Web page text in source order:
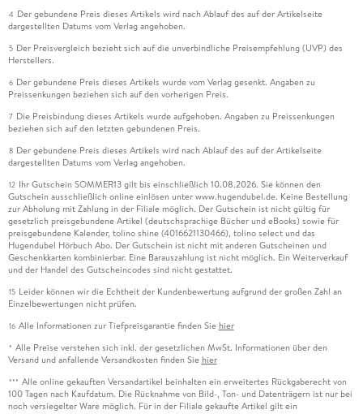
4 Der gebundene Preis dieses Artikels wird nach Ablauf des auf der Artikelseite
dargestellten Datums vom Verlag angehoben.
5 Der Preisvergleich bezieht sich auf die unverbindliche Preisempfehlung (UVP) des
Herstellers.
6 Der gebundene Preis dieses Artikels wurde vom Verlag gesenkt. Angaben zu
Preissenkungen beziehen sich auf den vorherigen Preis.
7 Die Preisbindung dieses Artikels wurde aufgehoben. Angaben zu Preissenkungen
beziehen sich auf den letzten gebundenen Preis.
8 Der gebundene Preis dieses Artikels wird nach Ablauf des auf der Artikelseite
dargestellten Datums vom Verlag angehoben.
12 Ihr Gutschein SOMMER13 gilt bis einschließlich 10.08.2026. Sie können den
Gutschein ausschließlich online einlösen unter www.hugendubel.de. Keine Bestellung
zur Abholung mit Zahlung in der Filiale möglich. Der Gutschein ist nicht gültig für
gesetzlich preisgebundene Artikel (deutschsprachige Bücher und eBooks) sowie für
preisgebundene Kalender, tolino shine (4016621130466), tolino select und das
Hugendubel Hörbuch Abo. Der Gutschein ist nicht mit anderen Gutscheinen und
Geschenkkarten kombinierbar. Eine Barauszahlung ist nicht möglich. Ein Weiterverkauf
und der Handel des Gutscheincodes sind nicht gestattet.
15 Leider können wir die Echtheit der Kundenbewertung aufgrund der großen Zahl an
Einzelbewertungen nicht prüfen.
16 Alle Informationen zur Tiefpreisgarantie finden Sie hier
* Alle Preise verstehen sich inkl. der gesetzlichen MwSt. Informationen über den
Versand und anfallende Versandkosten finden Sie hier
*** Alle online gekauften Versandartikel beinhalten ein erweitertes Rückgaberecht von
100 Tagen nach Kaufdatum. Die Rücknahme von Bild-, Ton- und Datenträgern ist nur bei
noch versiegelter Ware möglich. Für in der Filiale gekaufte Artikel gilt ein